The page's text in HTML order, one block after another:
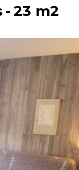
23 m2